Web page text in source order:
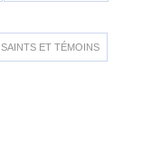
SAINTS ET TÉMOINS